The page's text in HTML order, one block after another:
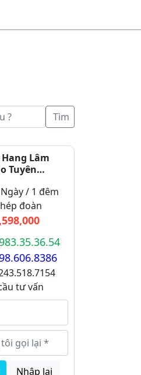
Tìm
Lâm
Tuyên
/ 1 đêm
đoàn
tư vấn
Nhập lại